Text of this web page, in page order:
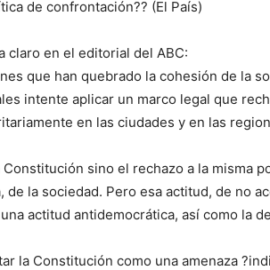
de confrontación?? (El País)
claro en el editorial del ABC:
que han quebrado la cohesión de la
intente aplicar un marco legal que
en las ciudades y en las
sino el rechazo a la misma
la sociedad. Pero esa actitud, de no
actitud antidemocrática, así como la
la Constitución como una amenaza